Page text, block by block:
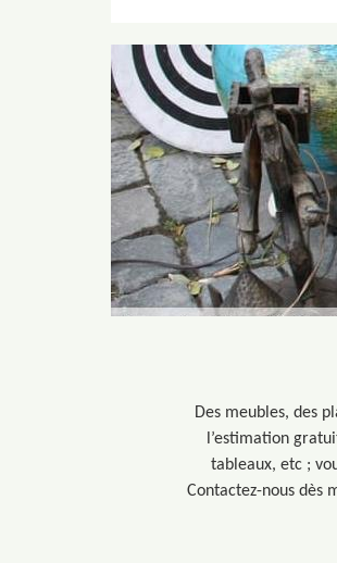
Des meubles, des
l’estimation
tableaux, etc ;
Contactez-nous dès